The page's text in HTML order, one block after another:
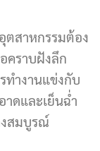
สาหกรรมต้อง
คราบฝังลึก
ทำงานแข่งกับ
าดและเย็นฉ่ำ
สมบูรณ์